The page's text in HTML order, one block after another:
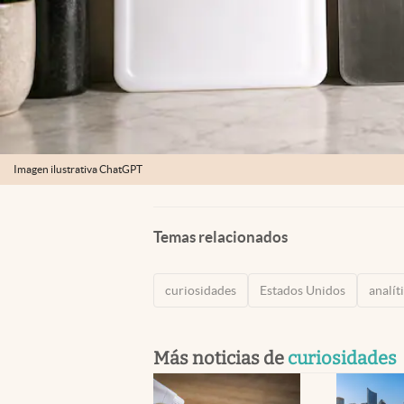
Imagen ilustrativa ChatGPT
Temas relacionados
curiosidades Estados Unidos
Más noticias de curiosidades